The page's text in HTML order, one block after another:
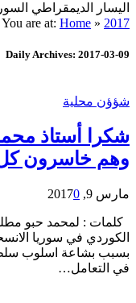
اليسار الديمقراطي السوري العدد 1250
You are at: Home » 2017
Daily Archives: 2017-03-09
شؤؤن محلية
شكرا أستاذ
وهم خاسرون
مارس 9, 2017 0
كلمات : لمحمد حبو
الكوردي في سوريا
بسبب بشاعة اسلوب سلطة
في التعامل…